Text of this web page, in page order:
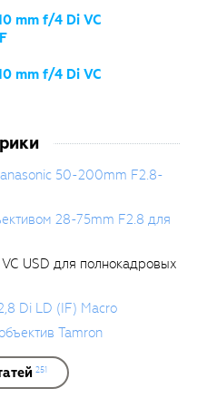
mm f/4 Di VC
mm f/4 Di VC
50-200mm F2.8-
28-75mm F2.8 для
USD для полнокадровых
Di LD (IF) Macro
Tamron
251